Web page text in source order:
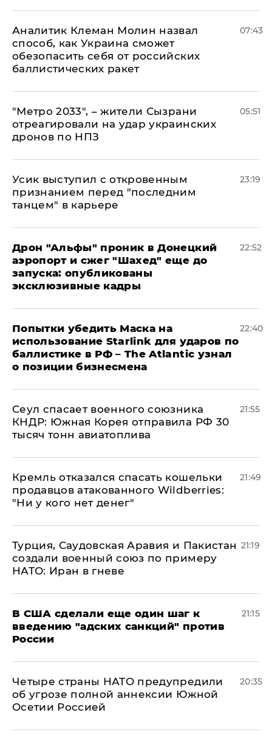
Аналитик Клеман Молин назвал
способ, как Украина сможет
обезопасить себя от российских
баллистических ракет
07:43
"Метро 2033", – жители Сызрани
отреагировали на удар украинских
дронов по НПЗ
05:51
Усик выступил с откровенным
признанием перед "последним
танцем" в карьере
23:19
Дрон "Альфы" проник в Донецкий
аэропорт и сжег "Шахед" еще до
запуска: опубликованы
эксклюзивные кадры
22:52
Попытки убедить Маска на
использование Starlink для ударов по
баллистике в РФ – The Atlantic узнал
о позиции бизнесмена
22:40
​Сеул спасает военного союзника
КНДР: Южная Корея отправила РФ 30
тысяч тонн авиатоплива
21:55
Кремль отказался спасать кошельки
продавцов атакованного Wildberries:
"Ни у кого нет денег"
21:49
Турция, Саудовская Аравия и Пакистан
создали военный союз по примеру
НАТО: Иран в гневе
21:19
В США сделали еще один шаг к
введению "адских санкций" против
России
21:15
Четыре страны НАТО предупредили
об угрозе полной аннексии Южной
Осетии Россией
20:35